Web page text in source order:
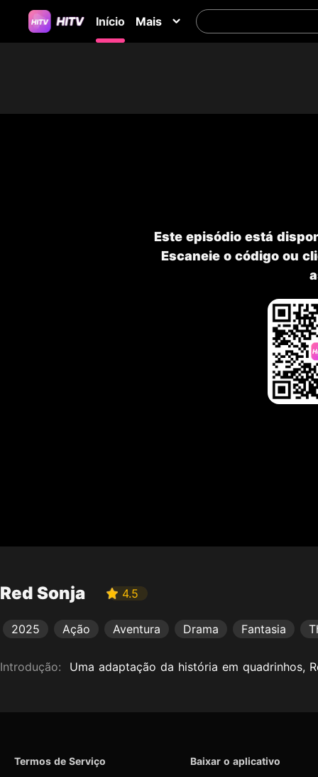
Início Mais
Este episódio está
Escaneie o código ou
Red Sonja 4.5
2025 Ação Aventura Drama Fantasia
Introdução: Uma adaptação da história em quadrinhos,
Termos de Serviço Baixar o aplicativo